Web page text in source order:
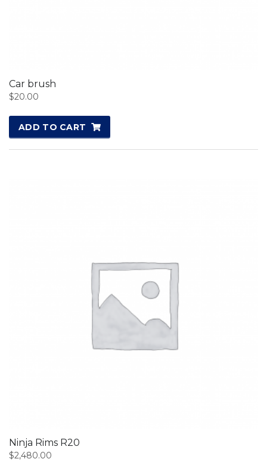
Car brush
$20.00
ADD TO CART
Ninja Rims R20
$2,480.00